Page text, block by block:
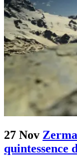
27 Nov
quintessence